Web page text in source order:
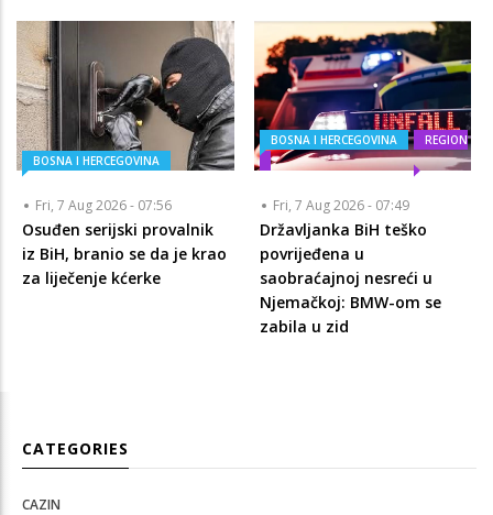
BOSNA I HERCEGOVINA
Fri, 7 Aug 2026 - 07:56
Osuđen serijski provalnik
iz BiH, branio se da je krao
za liječenje kćerke
BOSNA I HERCEGOVINA REGION
Fri, 7 Aug 2026 - 07:49
Državljanka BiH teško
povrijeđena u
saobraćajnoj nesreći u
Njemačkoj: BMW-om se
zabila u zid
CATEGORIES
CAZIN